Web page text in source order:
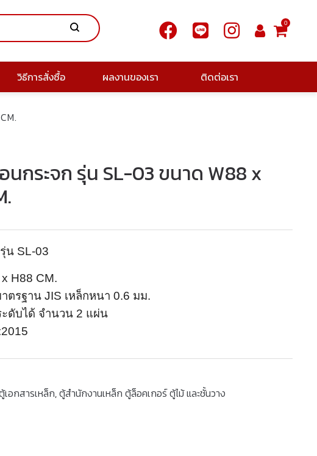
0
วิธีการสั่งซื้อ ผลงานของเรา ติดต่อเรา
นกระจก รุ่น SL-03 ขนาด W88 x
น SL-03
H88 CM.
ตรฐาน JIS เหล็กหนา 0.6 มม.
ดับได้ จำนวน 2 แผ่น
เอกสารเหล็ก,ตู้สำนักงานเหล็ก ตู้ล็อคเกอร์ ตู้ไม้ และชั้นวาง